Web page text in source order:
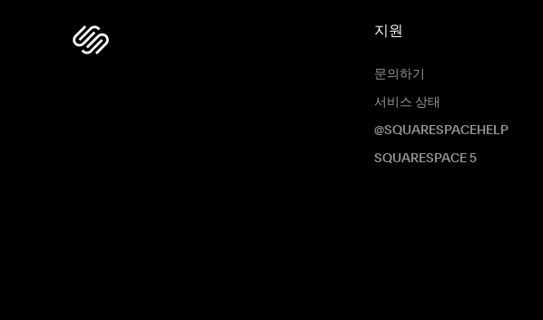
지원
문의하기
서비스 상태
@SQUARESPACEHELP
SQUARESPACE 5